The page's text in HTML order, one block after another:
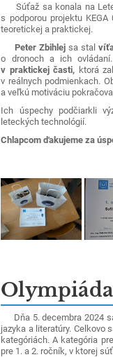
Súťaž sa konala na
s podporou projektu KEGA
teoretickej a praktickej.
Peter Zbihlej sa stal
o dronoch a ich ovládaní.
v praktickej časti, ktorá
v reálnych podmienkach.
a veľkú motiváciu
Ich úspechy podčiarkli
leteckých technológií.
Chlapcom ďakujeme za
Olympiáda
Dňa 5. decembra 2024
jazyka a literatúry. Celkovo
kategóriách. A kategória
pre 1. a 2. ročník, v ktorej